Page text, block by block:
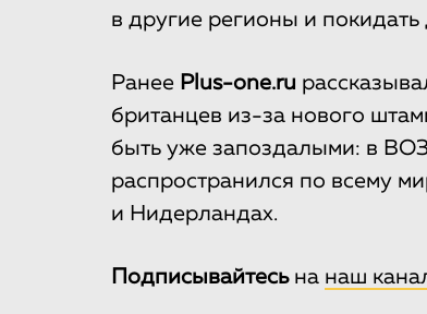
в другие регионы и
Ранее Plus-one.ru
британцев из-за нового
быть уже запоздалыми: в
распространился по всему
и Нидерландах.
Подписывайтесьна наш